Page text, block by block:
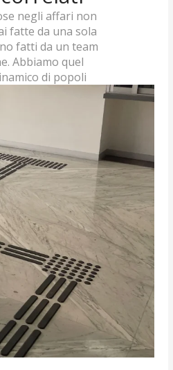
negli affari non
fatte da una sola
fatti da un team
Abbiamo quel
di popoli